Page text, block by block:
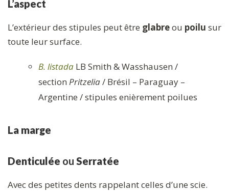
L’aspect
L’extérieur des stipules peut être glabreou poilu sur
toute leur surface.
B. listada LB Smith & Wasshausen /
section Pritzelia/ Brésil – Paraguay –
Argentine / stipules enièrement poilues
La marge
Denticulée ou Serratée
Avec des petites dents rappelant celles d’une scie.